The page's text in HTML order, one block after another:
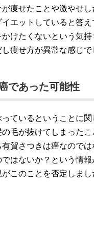
痩せたことや激やせし
エットしていると答
けたくないという気
痩せ方が異常な感じで
であった可能性
っているということに
毛が抜けてしまったこ
賀さつきは癌なのでは
はないか？という情報
このことを否定しまし